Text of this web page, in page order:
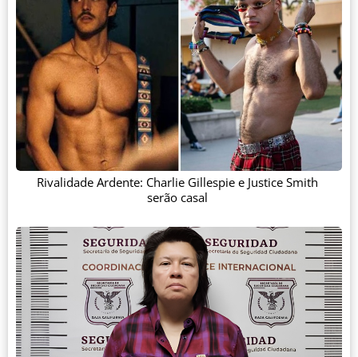
Rivalidade Ardente: Charlie Gillespie e Justice Smith
serão casal